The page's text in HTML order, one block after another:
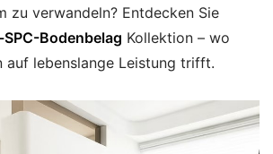
zu verwandeln? Entdecken Sie
Bodenbelag Kollektion – wo
auf lebenslange Leistung trifft.